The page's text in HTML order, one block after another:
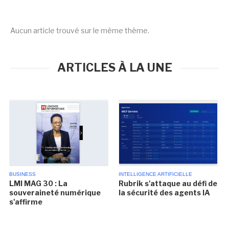
Aucun article trouvé sur le même thème.
ARTICLES À LA UNE
BUSINESS
LMI MAG 30 : La
souveraineté numérique
s'affirme
INTELLIGENCE ARTIFICIELLE
Rubrik s'attaque au défi de
la sécurité des agents IA